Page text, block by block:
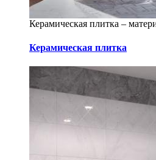
Керамическая плитка –
Керамическая плитка